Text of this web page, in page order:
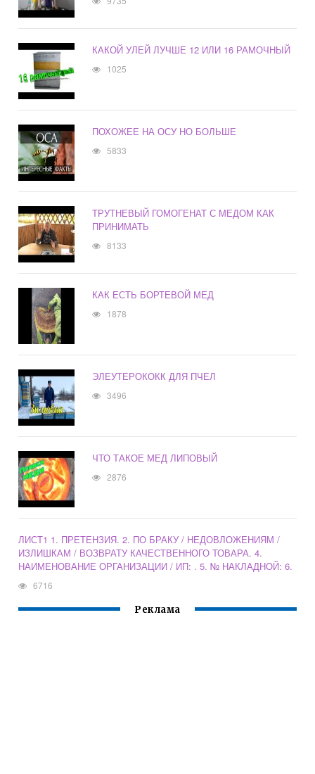
КАКОЙ УЛЕЙ ЛУЧШЕ 12 ИЛИ 16 РАМОЧНЫЙ
1025
ПОХОЖЕЕ НА ОСУ НО БОЛЬШЕ
5833
ТРУТНЕВЫЙ ГОМОГЕНАТ С МЕДОМ КАК
ПРИНИМАТЬ
8133
КАК ЕСТЬ БОРТЕВОЙ МЕД
1878
ЭЛЕУТЕРОКОКК ДЛЯ ПЧЕЛ
3496
ЧТО ТАКОЕ МЕД ЛИПОВЫЙ
2876
ЛИСТ1 1. ПРЕТЕНЗИЯ. 2. ПО БРАКУ / НЕДОВЛОЖЕНИЯМ /
ИЗЛИШКАМ / ВОЗВРАТУ КАЧЕСТВЕННОГО ТОВАРА. 4.
НАИМЕНОВАНИЕ ОРГАНИЗАЦИИ / ИП: . 5. № НАКЛАДНОЙ: 6.
6716
Реклама